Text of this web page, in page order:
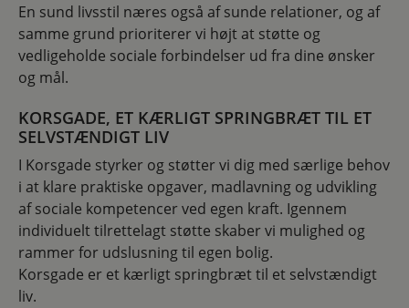
En sund livsstil næres også af sunde relationer, og af
samme grund prioriterer vi højt at støtte og
vedligeholde sociale forbindelser ud fra dine ønsker
og mål.
KORSGADE, ET KÆRLIGT SPRINGBRÆT TIL ET
SELVSTÆNDIGT LIV
I Korsgade styrker og støtter vi dig med særlige behov
i at klare praktiske opgaver, madlavning og udvikling
af sociale kompetencer ved egen kraft. Igennem
individuelt tilrettelagt støtte skaber vi mulighed og
rammer for udslusning til egen bolig.
Korsgade er et kærligt springbræt til et selvstændigt
liv.